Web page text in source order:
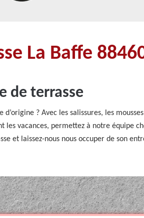
La Baffe
de terrasse
? Avec les salissures, les
vacances, permettez à notre équipe
et laissez-nous nous occuper de son